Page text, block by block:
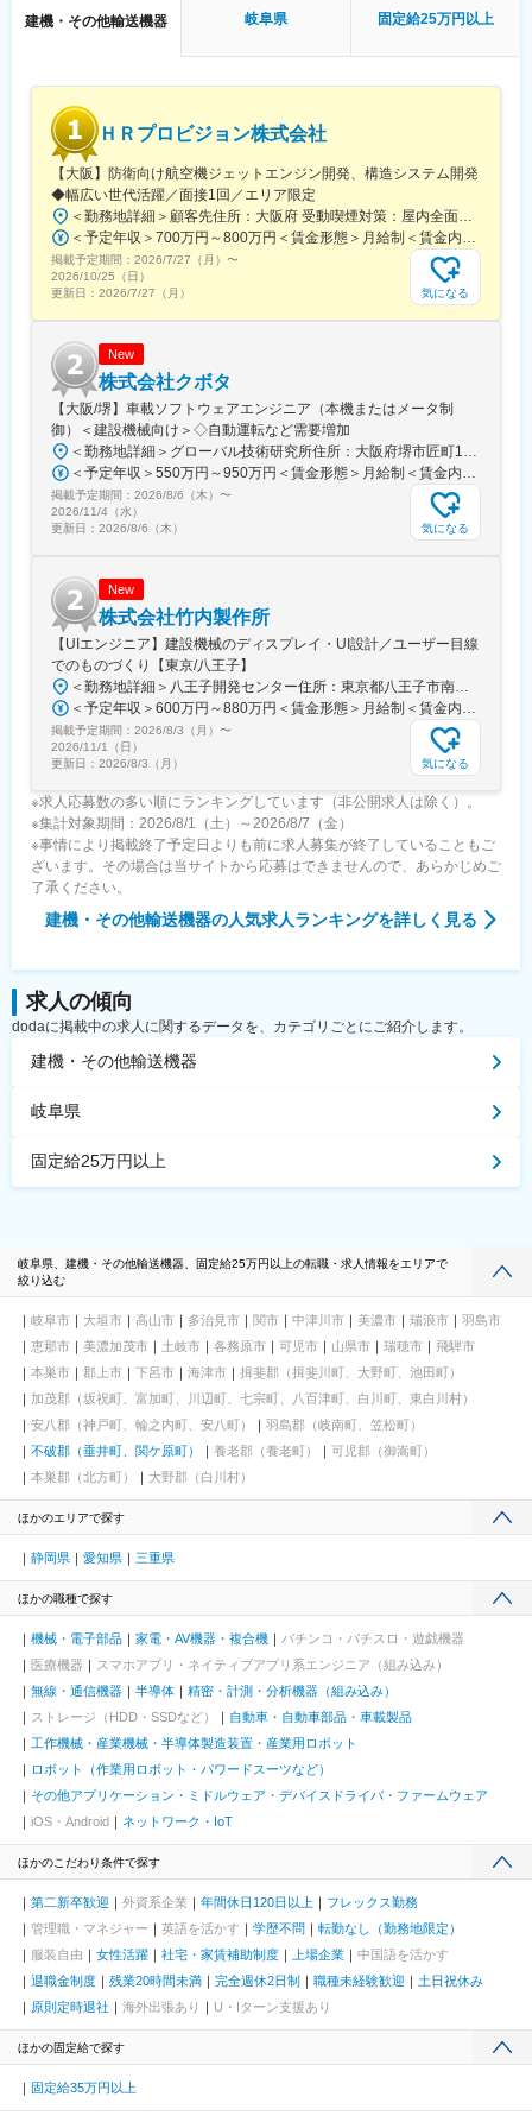
Market上場）を持株会社とする「富士テクノグループ」の中核事
業会社です。
変更の範囲：会社の定める業務
最新の技術を身に着けていきながら、顧客の課題解決を行いま
客の高い要求に応えていくため、大きな達成感が得られます。
■当社の魅力：
◎研究開発/コンサルティングに強みがあるから最上流案件に参画
可能◎
当社はソフトウェア開発におけるコンサルティングや研究開発分
野中心にお客様先に参画しています。本ポジションもソフトウェ
アのコンサルティングから一貫して開発分野を受託しているポジ
ションとなっており、先行開発分野案件
◎スキルが高いエンジニアが揃っているからこそ技術を高めてい
ける環境◎
当社のエンジニアは大手メーカーや大手SIerからOTSLに入社した
方がほとんどとなっており、技術スキルが豊富なエンジニアが多
数在籍しています。
難易度が高い環境でスキルアップ図っていきたい方におすすめの
環境です。
建機・その他輸送機器 岐阜県 固定給25万円以上
ＨＲプロビジョン株式会社
【大阪】防衛向け航空機ジェットエンジン開発、構造システム開発
◆幅広い世代活躍／面接1回／エリア限定
＜勤務地詳細＞顧客先住所：大阪府 受動喫煙対策：屋内全面禁煙
＜予定年収＞700万円～800万円＜賃金形態＞月給制＜賃金内訳＞月額（基本給）：400,000円～600,000円＜月給＞400,000円～600,000円＜昇給有無＞有＜残業手当＞有＜給与補足＞■昇給：年1回（4月）■賞与：年2回（6月、12月）賃金はあくまでも目安の金額であり、選考を通じて上下する可能性があります。月給(月額)は固定手当を含めた表記です。
掲載予定期間： 2026/7/27（月） 〜
2026/10/25（日）
更新日： 2026/7/27（月） 気になる
New
株式会社クボタ
【大阪/堺】車載ソフトウェアエンジニア（本機またはメータ制
御）＜建設機械向け＞◇自動運転など需要増加
＜勤務地詳細＞グローバル技術研究所住所：大阪府堺市匠町1番地11 グローバル技術研究所勤務地最寄駅：南海本線線／堺駅受動喫煙対策：その他（屋内・屋外喫煙可能場所あり）変更の範囲：会社の定める事業所（リモートワーク含む）
＜予定年収＞550万円～950万円＜賃金形態＞月給制＜賃金内訳＞月額（基本給）：290,000円～540,000円＜月給＞290,000円～540,000円＜昇給有無＞有＜残業手当＞有＜給与補足＞※経験やスキルを考慮の上、規定により決定■昇給：年1回（1月）■賞与：年2回（6月・12月）※業績、評価による《年収参考例》・約600万円：社会人経験5年程度／総合職・約750万円：社会人経験10年程度／総合職※残業代別途支給※経験により管理職等級へ処遇する場合あり賃金はあくまでも目安の金額であり、選考を通じて上下する可能性があります。月給(月額)は固定手当を含めた表記です。
掲載予定期間： 2026/8/6（木） 〜
2026/11/4（水）
更新日： 2026/8/6（木） 気になる
New
株式会社竹内製作所
【UIエンジニア】建設機械のディスプレイ・UI設計／ユーザー目線
でのものづくり【東京/八王子】
＜勤務地詳細＞八王子開発センター住所：東京都八王子市南大沢2丁目27番 受動喫煙対策：屋内全面禁煙変更の範囲：会社の定める事業所
＜予定年収＞600万円～880万円＜賃金形態＞月給制＜賃金内訳＞月額（基本給）：300,000円～390,000円その他固定手当/月：5,000円＜月給＞305,000円～395,000円＜昇給有無＞有＜残業手当＞有＜給与補足＞※上記月額給与は当該年齢における例であり、年齢、能力、実力により変わります。■前年度賞与実績6.5ヵ月■その他固定手当＝食事手当月額5,000円賃金はあくまでも目安の金額であり、選考を通じて上下する可能性があります。月給(月額)は固定手当を含めた表記です。
掲載予定期間： 2026/8/3（月） 〜
2026/11/1（日）
更新日： 2026/8/3（月） 気になる
※求人応募数の多い順にランキングしています（非公開求人は除く）。
※集計対象期間：2026/8/1（土）～2026/8/7（金）
※事情により掲載終了予定日よりも前に求人募集が終了していることもご
ざいます。その場合は当サイトから応募はできませんので、あらかじめご
了承ください。
建機・その他輸送機器の人気求人ランキングを詳しく見る
求人の傾向
dodaに掲載中の求人に関するデータを、カテゴリごとにご紹介します。
建機・その他輸送機器
岐阜県
固定給25万円以上
岐阜県、建機・その他輸送機器、固定給25万円以上の転職・求人情報をエリアで
絞り込む
岐阜市 大垣市 高山市 多治見市 関市 中津川市 美濃市 瑞浪市
羽島市
恵那市
美濃加茂市 土岐市 各務原市 可児市 山県市 瑞穂市
飛騨市
本巣市
郡上市 下呂市 海津市
揖斐郡（揖斐川町、大野町、池田町）
加茂郡（坂祝町、富加町、川辺町、七宗町、八百津町、白川町、東白川村）
安八郡（神戸町、輪之内町、安八町）
羽島郡（岐南町、笠松町）
不破郡（垂井町、関ケ原町）
養老郡（養老町）
可児郡（御嵩町）
本巣郡（北方町）
大野郡（白川村）
ほかのエリアで探す
静岡県 愛知県 三重県
ほかの職種で探す
機械・電子部品 家電・AV機器・複合機
パチンコ・パチスロ・遊戯機器
医療機器
スマホアプリ・ネイティブアプリ系エンジニア（組み込み）
無線・通信機器
半導体
精密・計測・分析機器（組み込み）
ストレージ（HDD・SSDなど）
自動車・自動車部品・車載製品
工作機械・産業機械・半導体製造装置・産業用ロボット
ロボット（作業用ロボット・パワードスーツなど）
その他アプリケーション・ミドルウェア・デバイスドライバ・ファームウェア
iOS・Android
ネットワーク・IoT
ほかのこだわり条件で探す
第二新卒歓迎 外資系企業 年間休日120日以上
フレックス勤務
管理職・マネジャー
英語を活かす 学歴不問
転勤なし（勤務地限定）
服装自由
女性活躍 社宅・家賃補助制度 上場企業
中国語を活かす
退職金制度
残業20時間未満 完全週休2日制 職種未経験歓迎
土日祝休み
原則定時退社
海外出張あり U・Iターン支援あり
ほかの固定給で探す
固定給35万円以上